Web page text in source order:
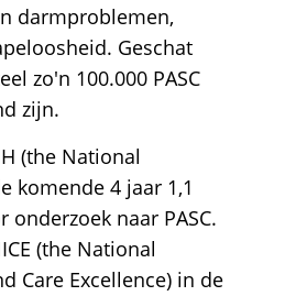
darmproblemen,
Geschat
zo'n 100.000 PASC
zijn.
(the National
komende 4 jaar 1,1
naar PASC.
(the National
Care Excellence) in de